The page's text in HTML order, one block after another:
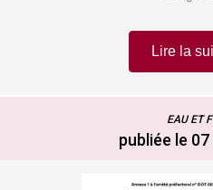
Lire la
EAU ET
publiée le